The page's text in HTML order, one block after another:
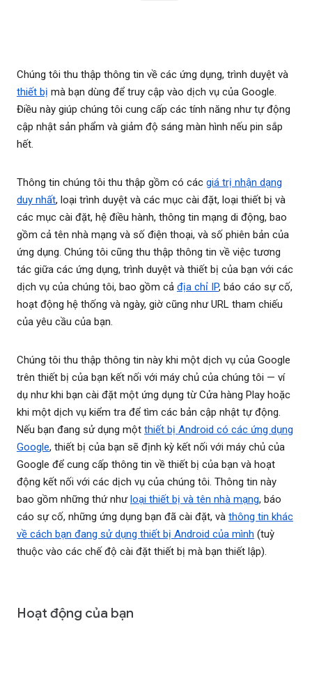
Chúng tôi thu thập thông tin về các ứng dụng, trình duyệt và
thiết bị mà bạn dùng để truy cập vào dịch vụ của Google.
Điều này giúp chúng tôi cung cấp các tính năng như tự động
cập nhật sản phẩm và giảm độ sáng màn hình nếu pin sắp
hết.
Thông tin chúng tôi thu thập gồm có các giá trị nhận dạng
duy nhất, loại trình duyệt và các mục cài đặt, loại thiết bị và
các mục cài đặt, hệ điều hành, thông tin mạng di động, bao
gồm cả tên nhà mạng và số điện thoại, và số phiên bản của
ứng dụng. Chúng tôi cũng thu thập thông tin về việc tương
tác giữa các ứng dụng, trình duyệt và thiết bị của bạn với các
dịch vụ của chúng tôi, bao gồm cả địa chỉ IP, báo cáo sự cố,
hoạt động hệ thống và ngày, giờ cũng như URL tham chiếu
của yêu cầu của bạn.
Chúng tôi thu thập thông tin này khi một dịch vụ của Google
trên thiết bị của bạn kết nối với máy chủ của chúng tôi — ví
dụ như khi bạn cài đặt một ứng dụng từ Cửa hàng Play hoặc
khi một dịch vụ kiểm tra để tìm các bản cập nhật tự động.
Nếu bạn đang sử dụng một thiết bị Android có các ứng dụng
Google, thiết bị của bạn sẽ định kỳ kết nối với máy chủ của
Google để cung cấp thông tin về thiết bị của bạn và hoạt
động kết nối với các dịch vụ của chúng tôi. Thông tin này
bao gồm những thứ như loại thiết bị và tên nhà mạng, báo
cáo sự cố, những ứng dụng bạn đã cài đặt, và thông tin khác
về cách bạn đang sử dụng thiết bị Android của mình (tuỳ
thuộc vào các chế độ cài đặt thiết bị mà bạn thiết lập).
Hoạt động của bạn